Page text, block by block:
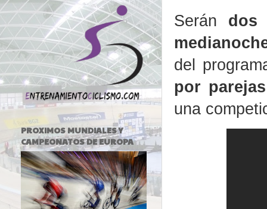
Serán dos
del
por
una
PROXIMOS MUNDIALES Y
CAMPEONATOS DE EUROPA